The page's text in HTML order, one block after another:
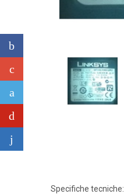
Specifiche tecniche: